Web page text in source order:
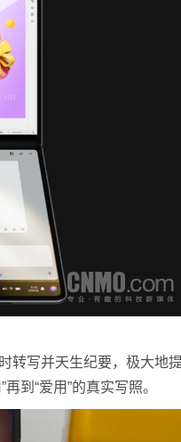
写并天生纪要，极大地提
到“爱用”的真实写照。